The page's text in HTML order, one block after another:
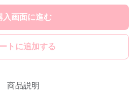
入画面に進む
トに追加する
商品説明